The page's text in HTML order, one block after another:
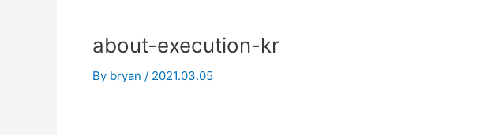
about-execution-kr
By bryan / 2021.03.05